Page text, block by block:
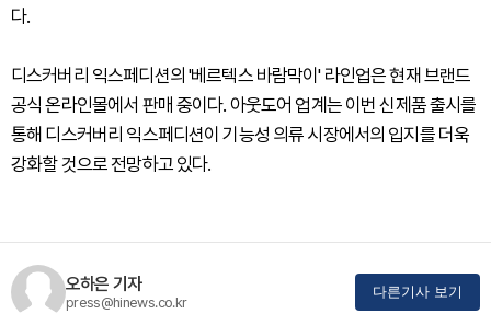
다.
디스커버리 익스페디션의 '베르텍스 바람막이' 라인업은 현재 브랜드
공식 온라인몰에서 판매 중이다. 아웃도어 업계는 이번 신제품 출시를
통해 디스커버리 익스페디션이 기능성 의류 시장에서의 입지를 더욱
강화할 것으로 전망하고 있다.
오하은 기자
press@hinews.co.kr
다른기사 보기